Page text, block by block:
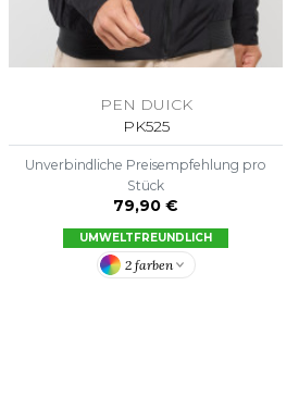
PEN DUICK
PK525
Unverbindliche Preisempfehlung pro
Stück
79,90 €
UMWELTFREUNDLICH
2 farben